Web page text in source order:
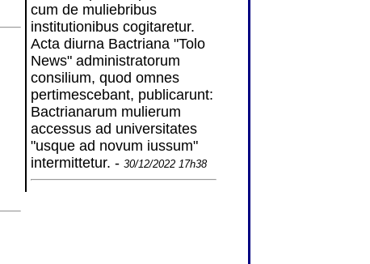
cum de muliebribus
institutionibus cogitaretur.
Acta diurna Bactriana "Tolo
News" administratorum
consilium, quod omnes
pertimescebant, publicarunt:
Bactrianarum mulierum
accessus ad universitates
"usque ad novum iussum"
intermittetur. - 30/12/2022 17h38